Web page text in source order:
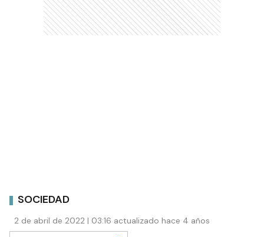
SOCIEDAD
2 de abril de 2022 | 03:16 actualizado hace 4 años